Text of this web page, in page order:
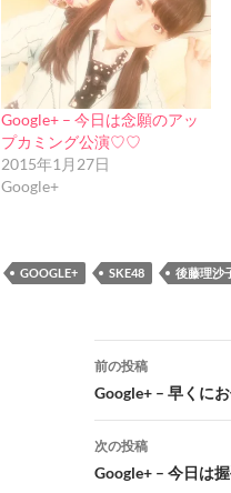
Google+ – 今日は念願のアッ
プカミング公演♡♡
2015年1月27日
Google+
GOOGLE+ SKE48 後藤理沙
投
稿
ナ
ビ
前の投稿
Google+ – 早くに
次の投稿
Google+ – 今日は